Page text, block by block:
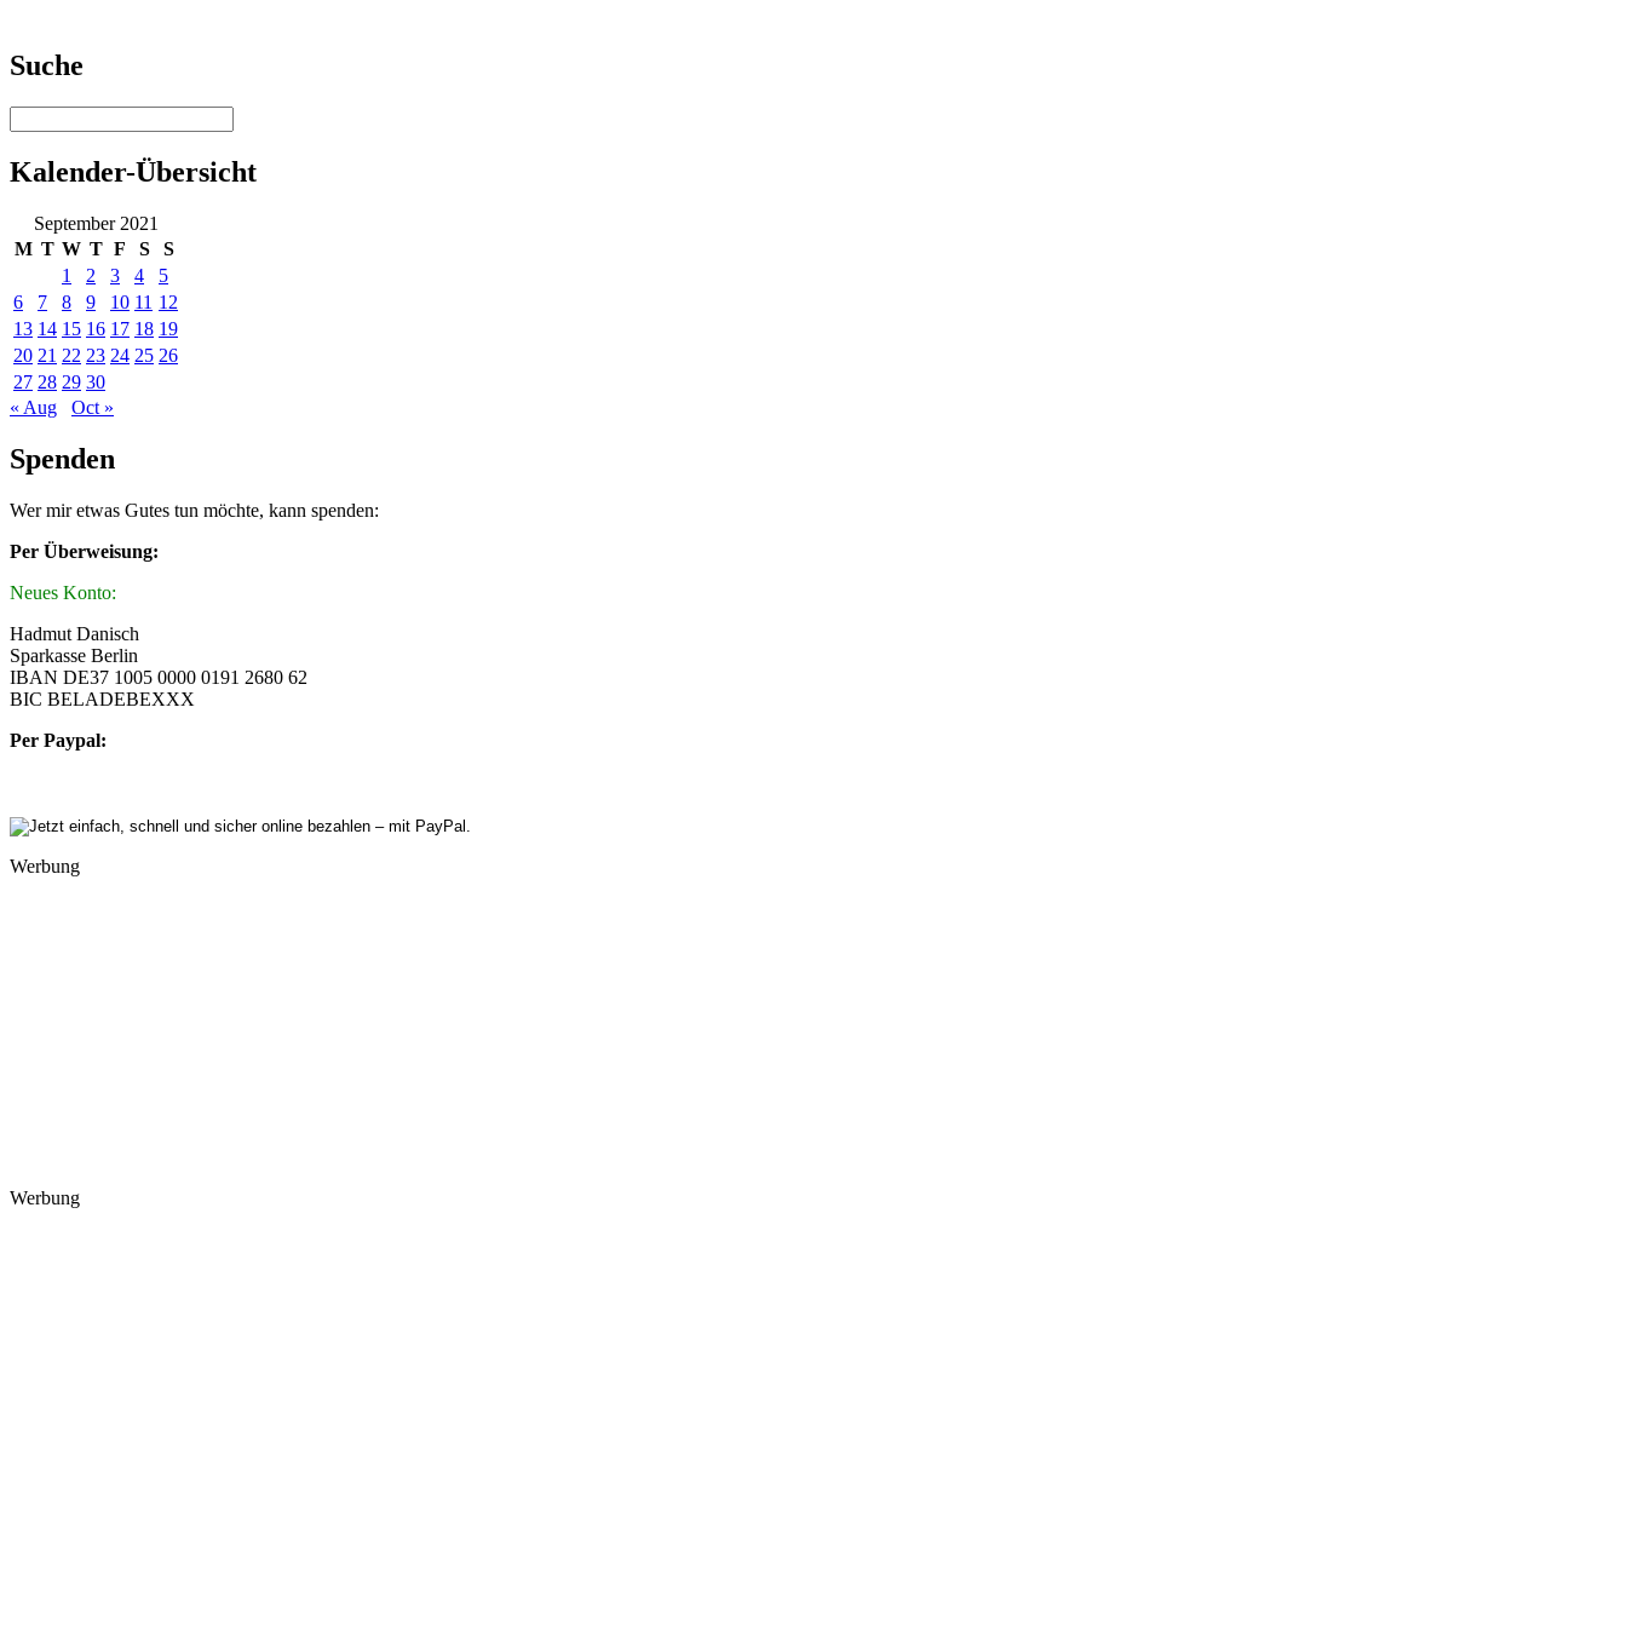
Suche
Kalender-Übersicht
September 2021
M T W T F S
S
1
2 3 4
5
6
7 8 9 10 11 12
13 14 15 16 17 18 19
20 21 22 23 24 25 26
27 28 29 30
« Aug
Oct »
Spenden
Wer mir etwas Gutes tun möchte, kann spenden:
Per Überweisung:
Neues Konto:
Hadmut Danisch
Sparkasse Berlin
IBAN DE37 1005 0000 0191 2680 62
BIC BELADEBEXXX
Per Paypal:
Werbung
Werbung